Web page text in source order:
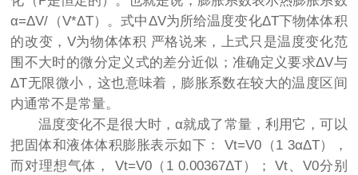
α=ΔV/（V*ΔT）。式中ΔV为所给温度变化ΔT下物体体积
的改变，V为物体体积 严格说来，上式只是温度变化范
围不大时的微分定义式的差分近似；准确定义要求ΔV与
ΔT无限微小，这也意味着，膨胀系数在较大的温度区间
内通常不是常量。
温度变化不是很大时，α就成了常量，利用它，可以
把固体和液体体积膨胀表示如下： Vt=V0（1 3αΔT），
而对理想气体， Vt=V0（1 0.00367ΔT）； Vt、V0分别